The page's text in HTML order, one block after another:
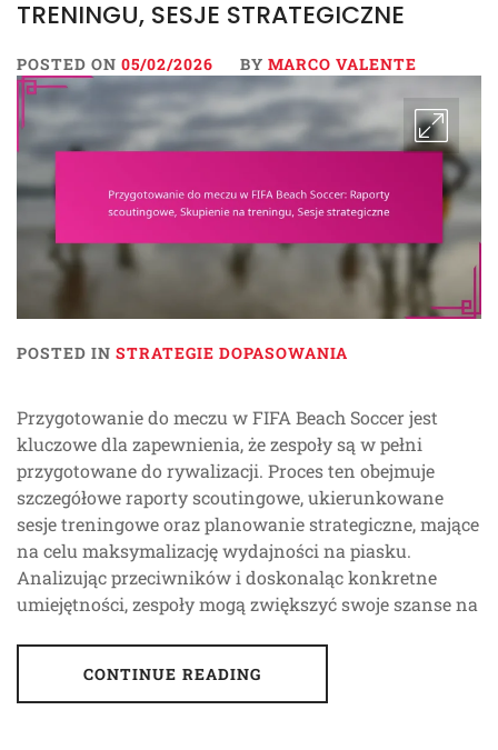
TRENINGU, SESJE STRATEGICZNE
POSTED ON 05/02/2026 BY MARCO VALENTE
POSTED IN STRATEGIE DOPASOWANIA
Przygotowanie do meczu w FIFA Beach Soccer jest
kluczowe dla zapewnienia, że zespoły są w pełni
przygotowane do rywalizacji. Proces ten obejmuje
szczegółowe raporty scoutingowe, ukierunkowane
sesje treningowe oraz planowanie strategiczne, mające
na celu maksymalizację wydajności na piasku.
Analizując przeciwników i doskonaląc konkretne
umiejętności, zespoły mogą zwiększyć swoje szanse na
CONTINUE READING